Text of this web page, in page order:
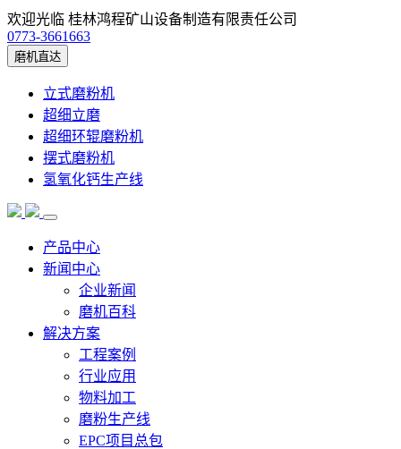
欢迎光临 桂林鸿程矿山设备制造有限责任公司
0773-3661663
磨机直达
立式磨粉机
超细立磨
超细环辊磨粉机
摆式磨粉机
氢氧化钙生产线
产品中心
新闻中心
企业新闻
磨机百科
解决方案
工程案例
行业应用
物料加工
磨粉生产线
EPC项目总包